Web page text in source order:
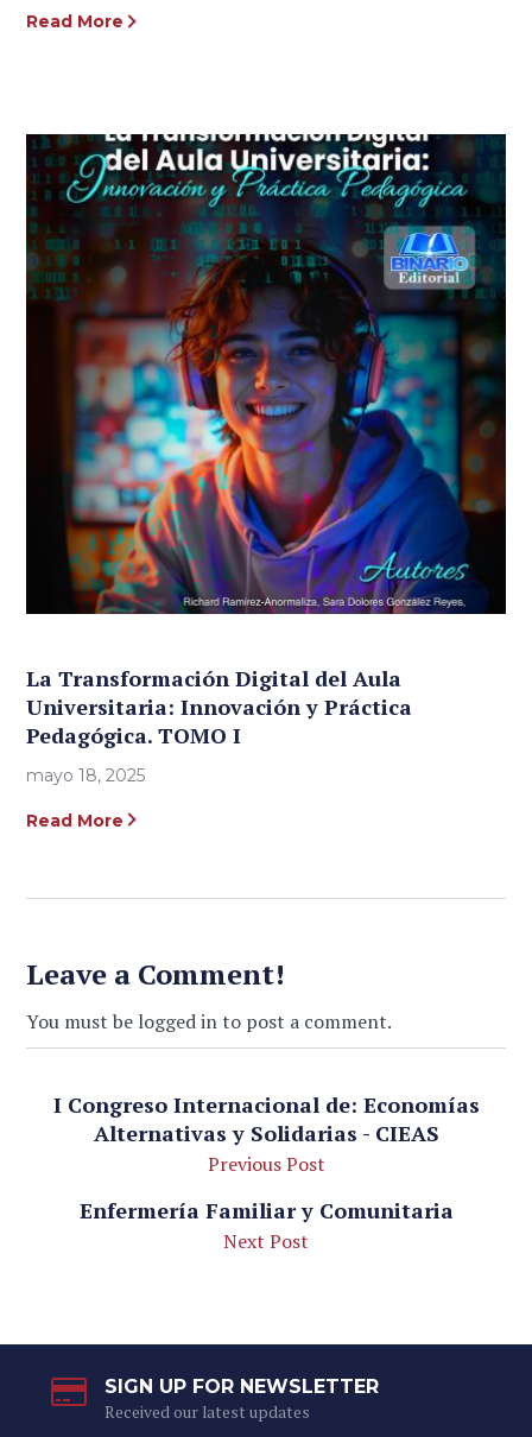
Read More
La Transformación Digital del Aula
Universitaria: Innovación y Práctica
Pedagógica. TOMO I
mayo 18, 2025
Read More
Leave a Comment!
You must be logged in to post a comment.
I Congreso Internacional de: Economías
Alternativas y Solidarias - CIEAS
Previous Post
Enfermería Familiar y Comunitaria
Next Post
SIGN UP FOR NEWSLETTER
Received our latest updates